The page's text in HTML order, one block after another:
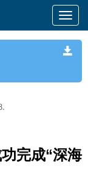
完成“深海